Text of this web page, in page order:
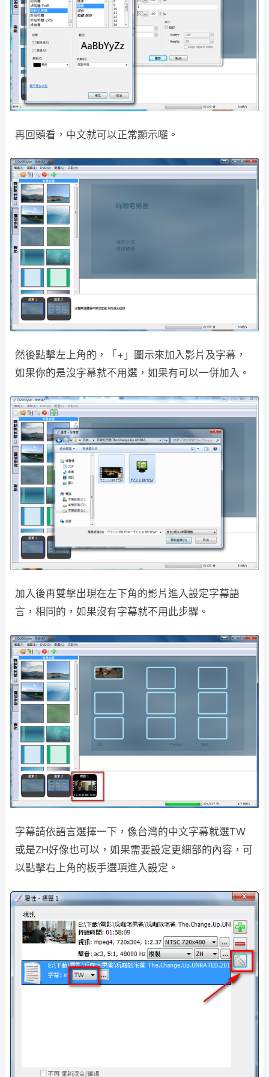
再回頭看，中文就可以正常顯示囉。
然後點擊左上角的，「+」圖示來加入影片及字幕，
如果你的是沒字幕就不用選，如果有可以一併加入。
加入後再雙擊出現在左下角的影片進入設定字幕語
言，相同的，如果沒有字幕就不用此步驟。
字幕請依語言選擇一下，像台灣的中文字幕就選TW
或是ZH好像也可以，如果需要設定更細部的內容，可
以點擊右上角的板手選項進入設定。